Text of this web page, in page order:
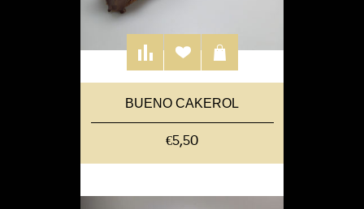
BUENO CAKEROL
€5,50